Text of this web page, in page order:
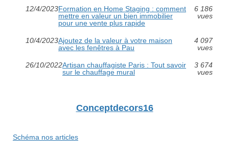
12/4/2023Formation en Home Staging : comment
mettre en valeur un bien immobilier
pour une vente plus rapide
6 186
vues
10/4/2023Ajoutez de la valeur à votre maison
avec les fenêtres à Pau
4 097
vues
26/10/2022Artisan chauffagiste Paris : Tout savoir
sur le chauffage mural
3 674
vues
Conceptdecors16
Schéma nos articles